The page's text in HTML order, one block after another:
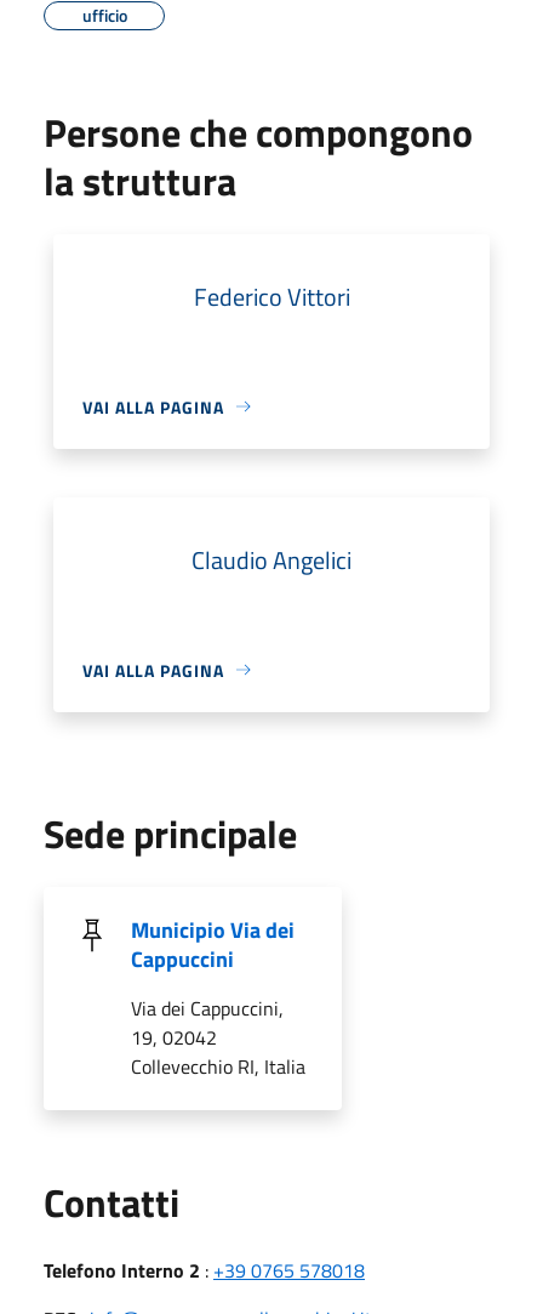
ufficio
Persone che compongono
la struttura
Federico Vittori
VAI ALLA PAGINA
Claudio Angelici
VAI ALLA PAGINA
Sede principale
Municipio Via dei
Cappuccini
Via dei Cappuccini,
19, 02042
Collevecchio RI, Italia
Contatti
Telefono Interno 2 : +39 0765 578018